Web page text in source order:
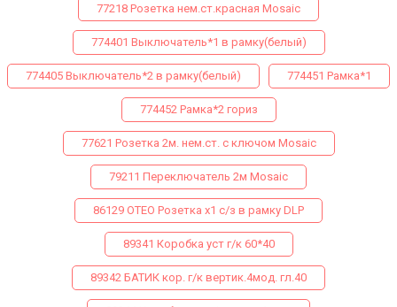
77218 Розетка нем.ст.красная Mosaic
774401 Выключатель*1 в рамку(белый)
774405 Выключатель*2 в рамку(белый) 774451 Рамка*1
774452 Рамка*2 гориз
77621 Розетка 2м. нем.ст. с ключом Mosaic
79211 Переключатель 2м Mosaic
86129 ОТЕО Розетка х1 с/з в рамку DLP
89341 Коробка уст г/к 60*40
89342 БАТИК кор. г/к вертик.4мод. гл.40